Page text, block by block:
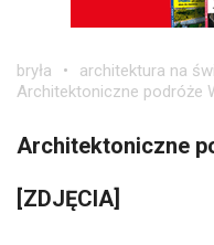
bryła
architektura na
Architektoniczne podróże
Architektoniczne
[ZDJĘCIA]